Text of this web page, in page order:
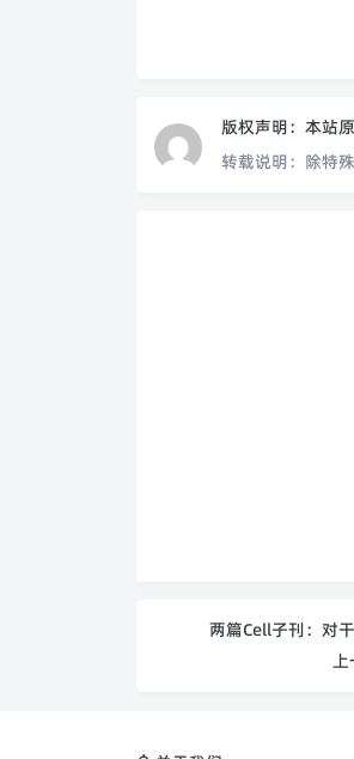
版权声明： 本站
转载说明： 除特
两篇Cell子刊：对
上